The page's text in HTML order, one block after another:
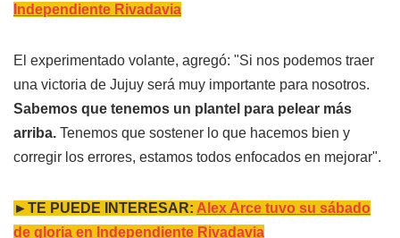
Independiente Rivadavia
El experimentado volante, agregó: "Si nos podemos traer
una victoria de Jujuy será muy importante para nosotros.
Sabemos que tenemos un plantel para pelear más
arriba. Tenemos que sostener lo que hacemos bien y
corregir los errores, estamos todos enfocados en mejorar".
►TE PUEDE INTERESAR: Alex Arce tuvo su sábado
de gloria en Independiente Rivadavia